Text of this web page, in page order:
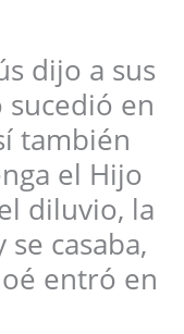
dijo a sus
sucedió en
también
el Hijo
diluvio, la
casaba,
entró en